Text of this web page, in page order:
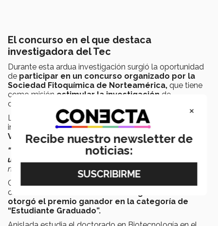
El concurso en el que destaca
investigadora del Tec
Durante esta ardua investigación surgió la oportunidad
de participar en un concurso organizado por la
Sociedad Fitoquímica de Norteamérica, que tiene
como misión estimular la investigación de
componentes derivados de las plantas.
La sociedad sin fines de lucro y de prestigio
internacional lanzó en 2020 elConcurso de Póster
Virtual 2020.
“El concurso constó de hacer un video de 2 minutos y
un póster
nuestra investigación”añadió la Ing. Anislada.
Con base tanto en la información aportada como en el
criterio de
otorgó el premio ganador en la categoría de
“Estudiante Graduado”.
×
Recibe nuestro newsletter de
noticias: